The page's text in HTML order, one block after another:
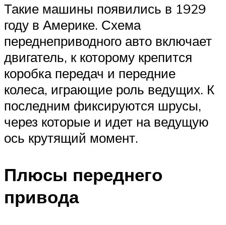
Такие машины появились в 1929
году в Америке. Схема
переднеприводного авто включает
двигатель, к которому крепится
коробка передач и передние
колеса, играющие роль ведущих. К
последним фиксируются шрусы,
через которые и идет на ведущую
ось крутящий момент.
Плюсы переднего
привода